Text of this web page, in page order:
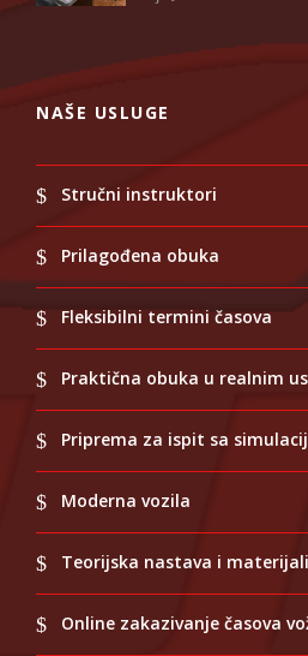
NAŠE USLUGE
Stručni instruktori
Prilagođena obuka
Fleksibilni termini časova
Praktična obuka u realnim
Priprema za ispit sa
Moderna vozila
Teorijska nastava i materijali
Online zakazivanje časova